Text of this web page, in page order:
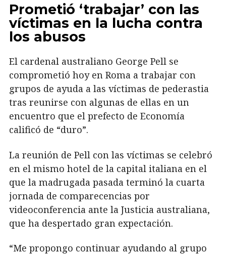
Prometió ‘trabajar’ con las
víctimas en la lucha contra
los abusos
El cardenal australiano George Pell se
comprometió hoy en Roma a trabajar con
grupos de ayuda a las víctimas de pederastia
tras reunirse con algunas de ellas en un
encuentro que el prefecto de Economía
calificó de “duro”.
La reunión de Pell con las víctimas se celebró
en el mismo hotel de la capital italiana en el
que la madrugada pasada terminó la cuarta
jornada de comparecencias por
videoconferencia ante la Justicia australiana,
que ha despertado gran expectación.
“Me propongo continuar ayudando al grupo